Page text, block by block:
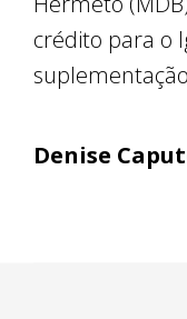
crédito para o
Denise